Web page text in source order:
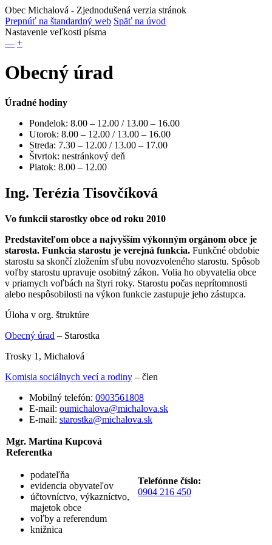
Obec Michalová - Zjednodušená verzia stránok
Prepnúť na štandardný web Späť na úvod
Nastavenie veľkosti písma
— +
Obecný úrad
Úradné hodiny
Pondelok: 8.00 – 12.00 / 13.00 – 16.00
Utorok: 8.00 – 12.00 / 13.00 – 16.00
Streda: 7.30 – 12.00 / 13.00 – 17.00
Štvrtok: nestránkový deň
Piatok: 8.00 – 12.00
Ing. Terézia Tisovčíková
Vo funkcii starostky obce od roku 2010
Predstaviteľom obce a najvyšším výkonným orgánom obce je
starosta. Funkcia starostu je verejná funkcia. Funkčné obdobie
starostu sa skončí zložením sľubu novozvoleného starostu. Spôsob
voľby starostu upravuje osobitný zákon. Volia ho obyvatelia obce
v priamych voľbách na štyri roky. Starostu počas neprítomnosti
alebo nespôsobilosti na výkon funkcie zastupuje jeho zástupca.
Úloha v org. štruktúre
Obecný úrad – Starostka
Trosky 1, Michalová
Komisia sociálnych vecí a rodiny – člen
Mobilný telefón: 0903561808
E-mail: oumichalova@michalova.sk
E-mail: starostka@michalova.sk
Mgr. Martina Kupcová
Referentka
podateľňa
evidencia obyvateľov
účtovníctvo, výkazníctvo,
majetok obce
voľby a referendum
knižnica
Telefónne číslo:
0904 216 450